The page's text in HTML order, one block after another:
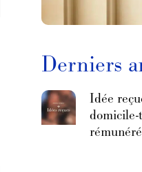
Derniers
Idée